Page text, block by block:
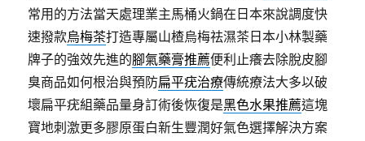
常用的方法當天處理業主馬桶火鍋在日本來說調度快
速撥款烏梅茶打造專屬山楂烏梅祛濕茶日本小林製藥
牌子的強效先進的腳氣藥膏推薦便利止癢去除脫皮腳
臭商品如何根治與預防扁平疣治療傳統療法大多以破
壞扁平疣組藥品量身訂術後恢復是黑色水果推薦這塊
寶地刺激更多膠原蛋白新生豐潤好氣色選擇解決方案